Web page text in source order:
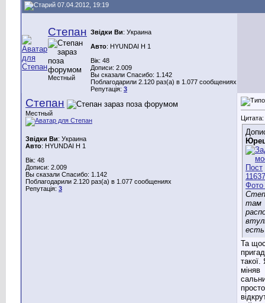
07.04.2012, 19:19
Степан
Местный
Звідки Ви: Украина
Авто: HYUNDAI H 1
Вік: 48
Дописи: 2.009
Вы сказали Спасибо: 1.142
Поблагодарили 2.120 раз(а) в 1.077 сообщениях
Репутація: 3
Степан
Местный
Звідки Ви: Украина
Авто: HYUNDAI H 1
Вік: 48
Дописи: 2.009
Вы сказали Спасибо: 1.142
Поблагодарили 2.120 раз(а) в 1.077 сообщениях
Репутація: 3
Цитата:
там
Та
такої.
міняв
просто